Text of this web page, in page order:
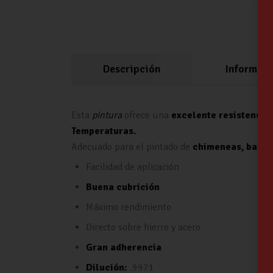
Descripción
Esta pintura ofrece una excelente resistencia
Temperaturas.
Adecuado para el pintado de chimeneas,
Facilidad de aplicación
Buena cubrición
Máximo rendimiento
Directo sobre hierro y acero
Gran adherencia
Dilución: .9971